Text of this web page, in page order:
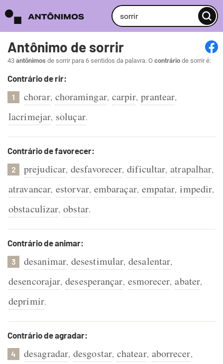
Antônimo de sorrir
43 antônimos de sorrir para 6 sentidos da palavra. O contrário de sorrir é:
Contrário de rir:
1 chorar, choramingar, carpir, prantear,
lacrimejar, soluçar.
Contrário de favorecer:
2 prejudicar, desfavorecer, dificultar, atrapalhar,
atravancar, estorvar, embaraçar, empatar, impedir,
obstaculizar, obstar.
Contrário de animar:
3 desanimar, desestimular, desalentar,
desencorajar, desesperançar, esmorecer, abater,
deprimir.
Contrário de agradar:
4 desagradar, desgostar, chatear, aborrecer,